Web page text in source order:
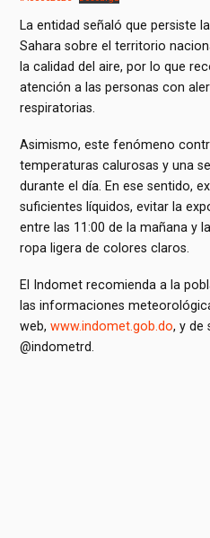
La entidad señaló que persiste
Sahara sobre el territorio
la calidad del aire, por lo que
atención a las personas con
respiratorias.
Asimismo, este fenómeno
temperaturas calurosas y una
durante el día. En ese sentido,
suficientes líquidos, evitar la
entre las 11:00 de la mañana y
ropa ligera de colores claros.
El Indomet recomienda a la
las informaciones
web,www.indomet.gob.do, y de
@indometrd.